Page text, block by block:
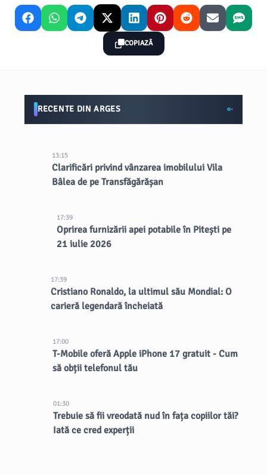
COPIAZĂ
RECENTE DIN ARGES
13:15
Clarificări privind vânzarea imobilului Vila
Bâlea de pe Transfăgărășan
17:39
Oprirea furnizării apei potabile în Pitești pe
21 iulie 2026
17:39
Cristiano Ronaldo, la ultimul său Mondial: O
carieră legendară încheiată
17:00
T-Mobile oferă Apple iPhone 17 gratuit - Cum
să obții telefonul tău
01:30
Trebuie să fii vreodată nud în fața copiilor tăi?
Iată ce cred experții